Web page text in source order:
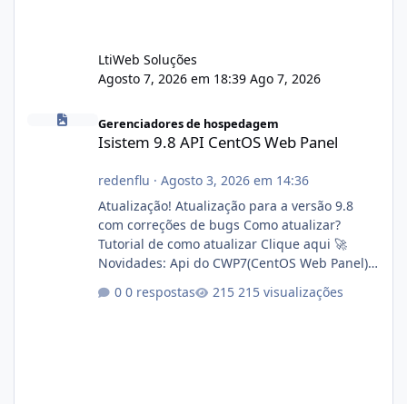
LtiWeb Soluções
Agosto 7, 2026 em 18:39 Ago 7, 2026
Isistem 9.8 API CentOS Web Panel
Gerenciadores de hospedagem
Isistem 9.8 API CentOS Web Panel
redenflu · Agosto 3, 2026 em 14:36
Atualização! Atualização para a versão 9.8
com correções de bugs Como atualizar?
Tutorial de como atualizar Clique aqui 🚀
Novidades: Api do CWP7(CentOS Web Panel)
autorizado a usasr o isistem:
0 respostas 215 visualizações